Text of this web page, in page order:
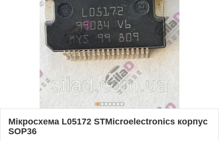
Мікросхема L05172 STMicroelectronics корпус
SOP36